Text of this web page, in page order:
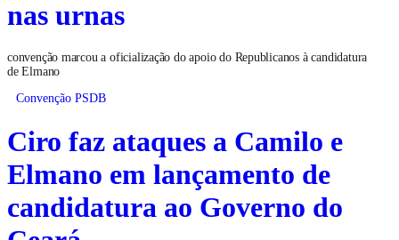
nas urnas
convenção marcou a oficialização do apoio do Republicanos à candidatura
de Elmano
Convenção PSDB
Ciro faz ataques a Camilo e
Elmano em lançamento de
candidatura ao Governo do